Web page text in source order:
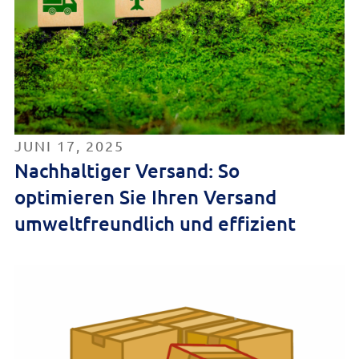
JUNI 17, 2025
Nachhaltiger Versand: So
optimieren Sie Ihren Versand
umweltfreundlich und effizient